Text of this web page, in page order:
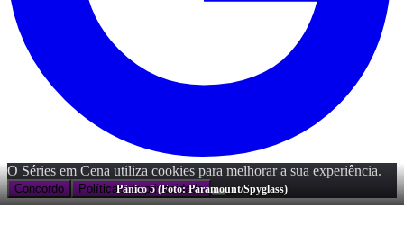
Pânico 5 (Foto: Paramount/Spyglass)
O Séries em Cena utiliza cookies para melhorar a sua experiência.
Concordo Políticas de privacidade